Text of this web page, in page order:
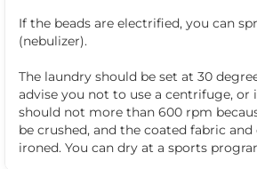
If the beads are electrified, you can
(nebulizer).
The laundry should be set at 30
advise you not to use a centrifuge, or
should not more than 600 rpm
be crushed, and the coated fabric
ironed. You can dry at a sports